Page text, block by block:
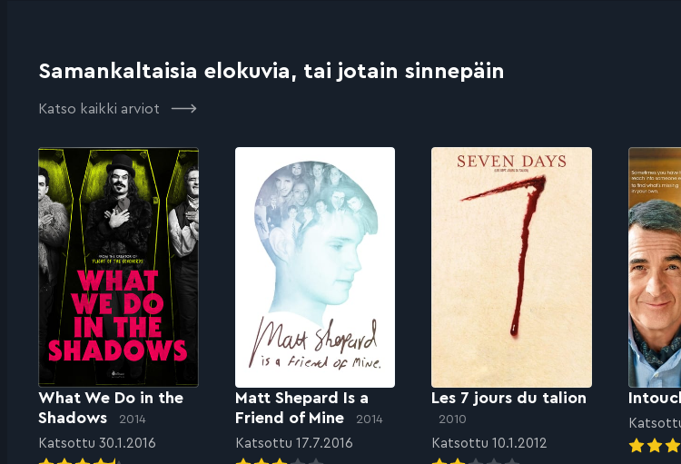
Samankaltaisia elokuvia, tai jotain sinnepäin
Katso kaikki arviot
What We Do in the
Shadows
2014
Katsottu 30.1.2016
Matt Shepard Is a
Friend of Mine
2014
Katsottu 17.7.2016
Les 7 jours du talion
2010
Katsottu 10.1.2012